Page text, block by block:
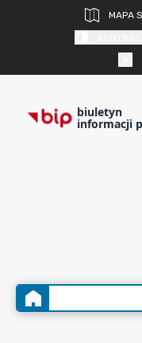
MAPA
biuletyn
informacji